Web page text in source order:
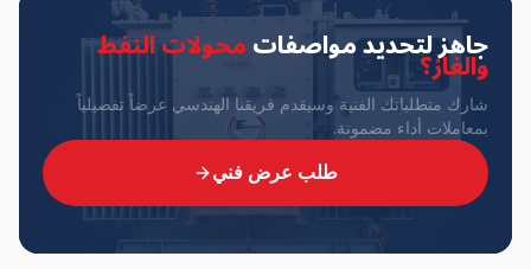
جاهز لتحديد مواصفاتمحولات النفط والغاز؟
شارك متطلباتك الفنية وسيقدم فريقنا الهندسي عرضاً تفصيلياً
بمعاملات أداء مضمونة.
طلب عرض فني